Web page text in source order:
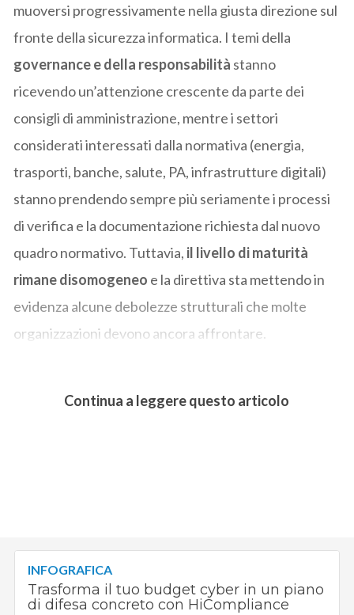
muoversi progressivamente nella giusta direzione sul
fronte della sicurezza informatica. I temi della
governance e della responsabilità stanno
ricevendo un’attenzione crescente da parte dei
consigli di amministrazione, mentre i settori
considerati interessati dalla normativa (energia,
trasporti, banche, salute, PA, infrastrutture digitali)
stanno prendendo sempre più seriamente i processi
di verifica e la documentazione richiesta dal nuovo
quadro normativo. Tuttavia, il livello di maturità
rimane disomogeneo e la direttiva sta mettendo in
evidenza alcune debolezze strutturali che molte
organizzazioni devono ancora affrontare.
Continua a leggere questo articolo
INFOGRAFICA
Trasforma il tuo budget cyber in un piano
di difesa concreto con HiCompliance